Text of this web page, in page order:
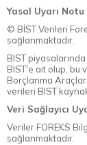
Yasal Uyarı Notu
© BİST Verileri
sağlanmaktadır.
BIST
BIST'e ait olup, bu
Borçlanma
verileri BIST
Veri Sağlayıcı
Veriler FOREKS
sağlanmaktadır.